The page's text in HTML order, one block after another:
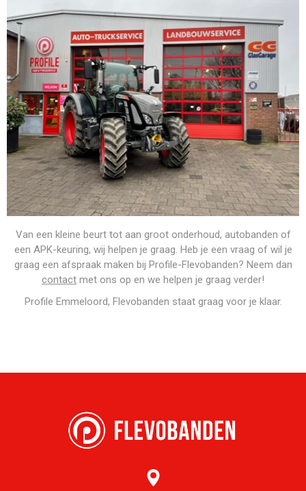
Van een kleine beurt tot aan groot onderhoud, autobanden of
een APK-keuring, wij helpen je graag. Heb je een vraag of wil je
graag een ​afspraak​ maken bij Profile-Flevobanden? Neem dan
contact met ons op en we helpen je graag verder!
Profile Emmeloord, Flevobanden ​staat graag voor je klaar.